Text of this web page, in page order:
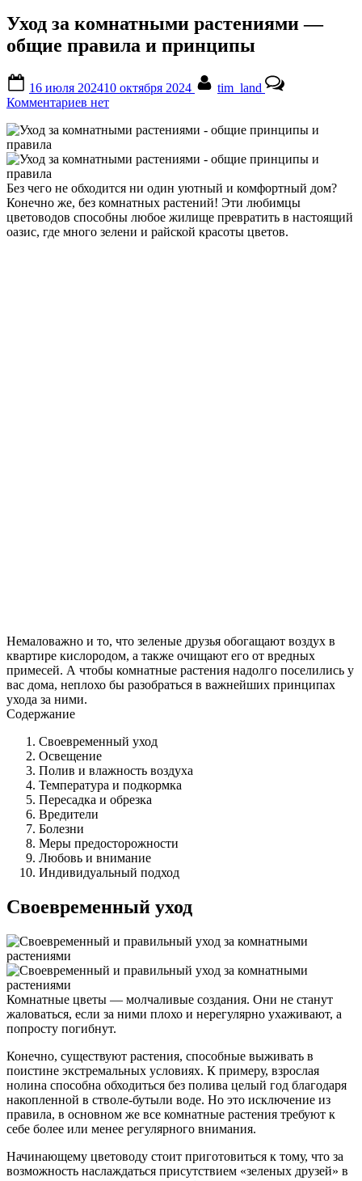
Уход за комнатными растениями —
общие правила и принципы
on
16 июля 202410 октября 2024
tim_land
Комментариев к
Уход
комнатными
—
общие
правила
и
нет
Без чего не обходится ни один уютный и комфортный дом?
Конечно же, без комнатных растений! Эти любимцы
цветоводов способны любое жилище превратить в настоящий
оазис, где много зелени и райской красоты цветов.
Немаловажно и то, что зеленые друзья обогащают воздух в
квартире кислородом, а также очищают его от вредных
примесей. А чтобы комнатные растения надолго поселились у
вас дома, неплохо бы разобраться в важнейших принципах
ухода за ними.
Содержание
Своевременный уход
Освещение
Полив и влажность воздуха
Температура и подкормка
Пересадка и обрезка
Вредители
Болезни
Меры предосторожности
Любовь и внимание
Индивидуальный подход
Своевременный уход
Комнатные цветы — молчаливые создания. Они не станут
жаловаться, если за ними плохо и нерегулярно ухаживают, а
попросту погибнут.
Конечно, существуют растения, способные выживать в
поистине экстремальных условиях. К примеру, взрослая
нолина способна обходиться без полива целый год благодаря
накопленной в стволе-бутыли воде. Но это исключение из
правила, в основном же все комнатные растения требуют к
себе более или менее регулярного внимания.
Начинающему цветоводу стоит приготовиться к тому, что за
возможность наслаждаться присутствием «зеленых друзей» в